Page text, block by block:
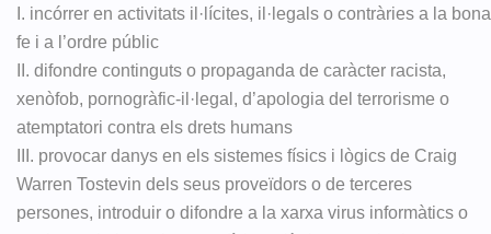
I. incórrer en activitats il·lícites, il·legals o contràries a la bona
fe i a l’ordre públic
II. difondre continguts o propaganda de caràcter racista,
xenòfob, pornogràfic-il·legal, d’apologia del terrorisme o
atemptatori contra els drets humans
III. provocar danys en els sistemes físics i lògics de Craig
Warren Tostevin dels seus proveïdors o de terceres
persones, introduir o difondre a la xarxa virus informàtics o